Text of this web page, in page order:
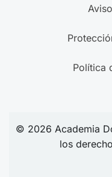
Política
© 2026 Academia
los